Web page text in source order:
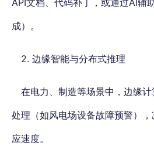
API文档、代码补丁，或通过AI辅
成）。
2. 边缘智能与分布式推理
在电力、制造等场景中，边缘
处理（如风电场设备故障预警）
应速度。